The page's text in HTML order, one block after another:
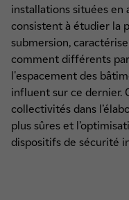
installations situées en
consistent à étudier la
submersion,
comment différents
l'espacement des
influent sur ce dernier.
collectivités dans
plus sûres et
dispositifs de sécurité